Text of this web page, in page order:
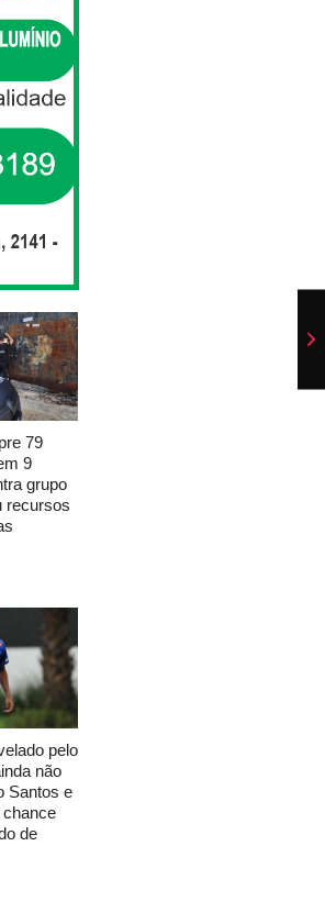
79
9
grupo
recursos
pelo
não
Santos e
de